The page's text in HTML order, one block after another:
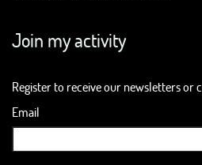
Join my activity
Register to receive our newsletters or
Email